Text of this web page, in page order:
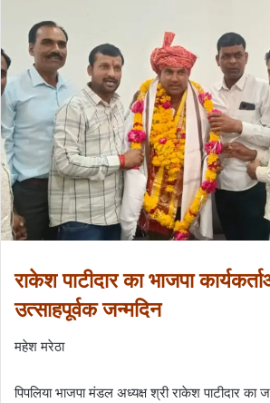
राकेश पाटीदार का भाजपा
उत्साहपूर्वक जन्मदिन
महेश मरेठा
पिपलिया भाजपा मंडल अध्यक्ष श्री राकेश पाटीदार का